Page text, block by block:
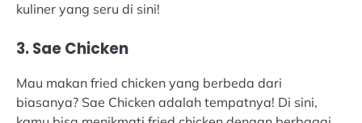
kuliner yang seru di sini!
3. Sae Chicken
Mau makan fried chicken yang berbeda dari
biasanya? Sae Chicken adalah tempatnya! Di sini,